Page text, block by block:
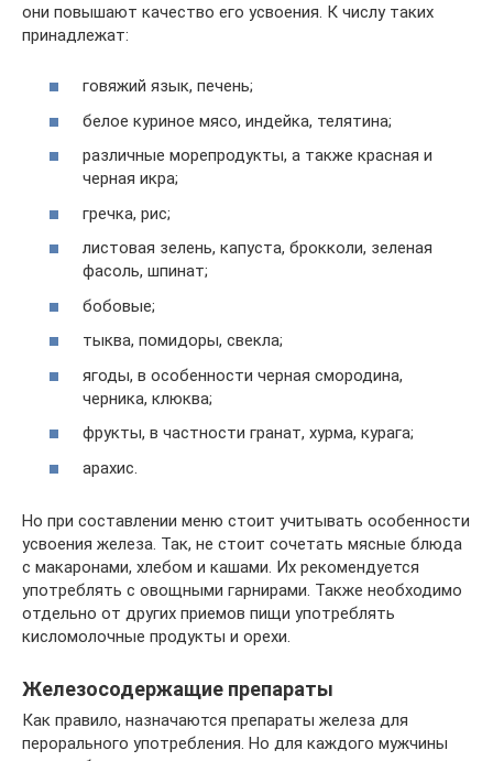
они повышают качество его усвоения. К числу таких
принадлежат:
говяжий язык, печень;
белое куриное мясо, индейка, телятина;
различные морепродукты, а также красная и
черная икра;
гречка, рис;
листовая зелень, капуста, брокколи, зеленая
фасоль, шпинат;
бобовые;
тыква, помидоры, свекла;
ягоды, в особенности черная смородина,
черника, клюква;
фрукты, в частности гранат, хурма, курага;
арахис.
Но при составлении меню стоит учитывать особенности
усвоения железа. Так, не стоит сочетать мясные блюда
с макаронами, хлебом и кашами. Их рекомендуется
употреблять с овощными гарнирами. Также необходимо
отдельно от других приемов пищи употреблять
кисломолочные продукты и орехи.
Железосодержащие препараты
Как правило, назначаются препараты железа для
перорального употребления. Но для каждого мужчины